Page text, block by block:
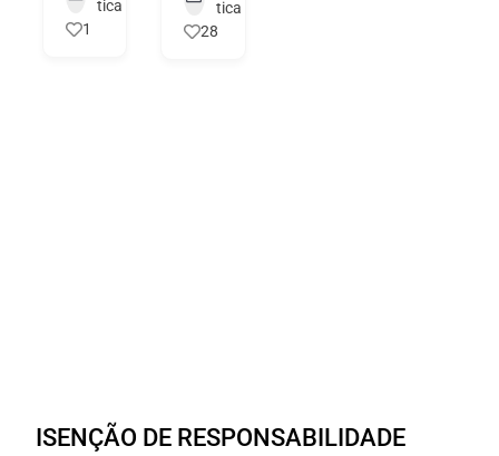
tica
1
tica
28
ISENÇÃO DE RESPONSABILIDADE